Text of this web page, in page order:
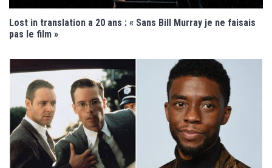
Lost in translation a 20 ans : « Sans Bill Murray je ne faisais
pas le film »